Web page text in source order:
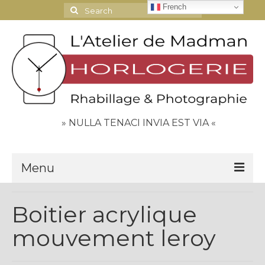
Search
for:
» NULLA TENACI INVIA EST VIA «
Menu
Contact
Espace Clients
Boitier acrylique
mouvement leroy
French